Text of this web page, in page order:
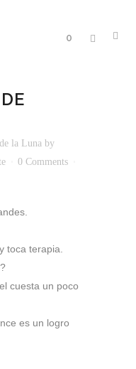
0
la Luna by
0 Comments
toca terapia.
cuesta un poco
es un logro